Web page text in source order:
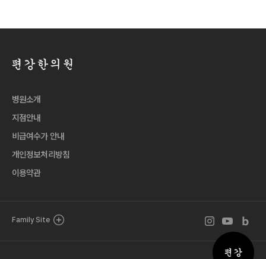
병원소개
지점안내
비급여수가 안내
개인정보처리방침
이용약관
Family Site 인스타그램 바로
유튜브 바로
블로그